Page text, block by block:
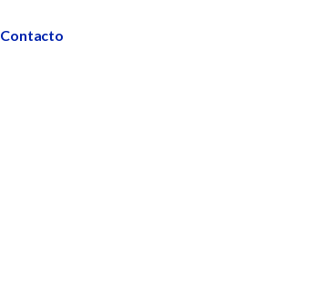
Contacto